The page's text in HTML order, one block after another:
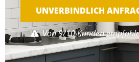
UNVERBINDLICH
Von 9/10 Kunden